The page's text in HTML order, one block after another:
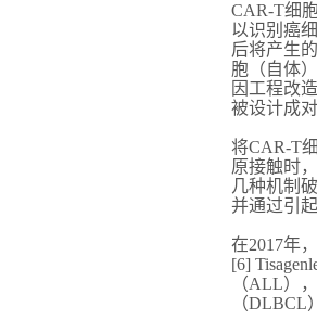
CAR-T细
以识别癌
后将产生
胞（自体
因工程改
被设计成
将CAR-T
原接触时
几种机制
并通过引
在2017年
[6]
（ALL）
（DLBCL